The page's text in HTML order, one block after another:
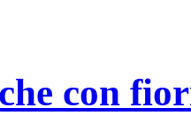
con